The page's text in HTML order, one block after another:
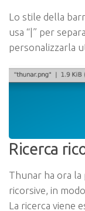
Lo stile della
usa “|” per
personalizzarla
Ricerca
Thunar ha ora
ricorsive, in
La ricerca viene